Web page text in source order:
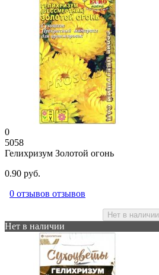
0
5058
Гелихризум Золотой огонь
0.90 руб.
0 отзывов отзывов
Нет в наличии
Нет в наличии